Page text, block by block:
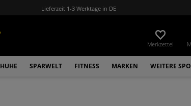
Lieferzeit 1-3 Werktage in DE
Merkzettel
SPARWELT FITNESS MARKEN WEITERE